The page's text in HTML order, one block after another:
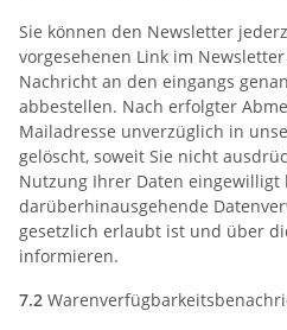
Sie können den Newsletter
vorgesehenen Link im
Nachricht an den eingangs
abbestellen. Nach erfolgter
Mailadresse unverzüglich in
gelöscht, soweit Sie nicht
Nutzung Ihrer Daten
darüberhinausgehende
gesetzlich erlaubt ist und über
informieren.
7.2